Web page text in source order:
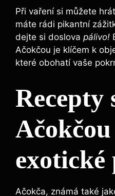
Při vaření si můžete
máte rádi pikantní
dejte si doslova pálivo!
Ačokčou je klíčem k
které obohatí vaše
Recepty
Ačokča, známá také